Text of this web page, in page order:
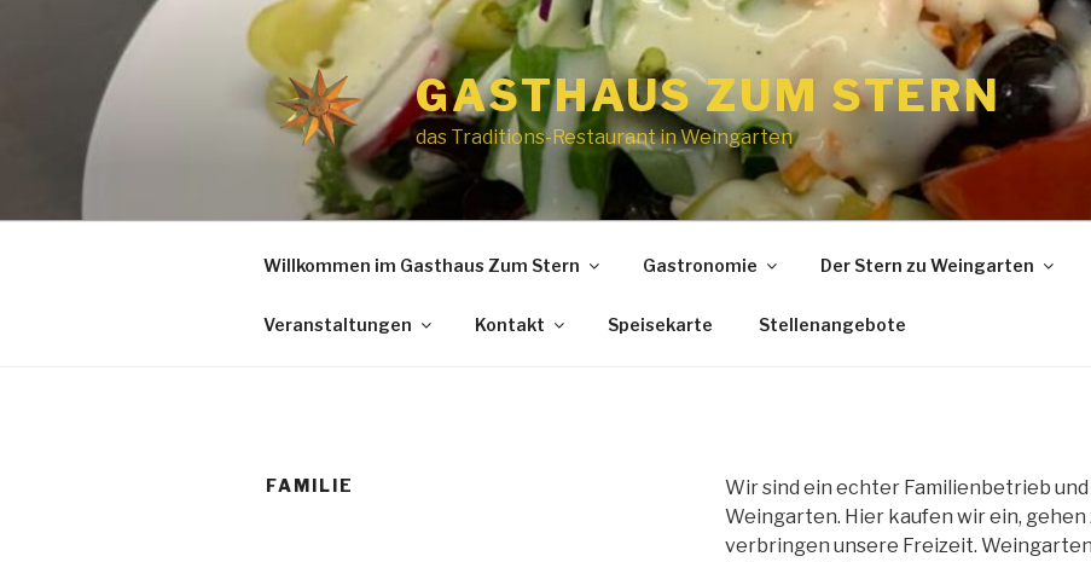
GASTHAUS ZUM STERN
das Traditions-Restaurant in Weingarten
Willkommen im Gasthaus Zum Stern Gastronomie Der Stern zu Weingarten
Veranstaltungen Kontakt Speisekarte Stellenangebote
FAMILIE
Wir sind ein echter Familienbetrieb und
Weingarten. Hier kaufen wir ein, gehen
verbringen unsere Freizeit.